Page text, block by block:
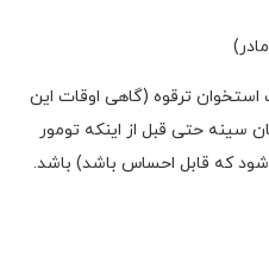
استخوان ترقوه (گاهی اوقات این
سینه حتی قبل از اینکه تومور
شود که قابل احساس باشد) باشد.